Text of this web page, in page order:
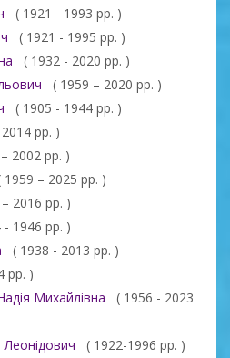
( 1921 - 1993 рр. )
( 1921 - 1995 рр. )
( 1932 - 2020 рр. )
( 1959 – 2020 рр. )
( 1905 - 1944 рр. )
рр. )
2002 рр. )
1959 – 2025 рр. )
2016 рр. )
- 1946 рр. )
( 1938 - 2013 рр. )
рр. )
Михайлівна ( 1956 - 2023
( 1922-1996 рр. )